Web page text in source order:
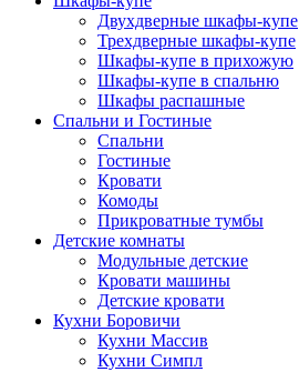
Двухдверные шкафы-купе
Трехдверные шкафы-купе
Шкафы-купе в прихожую
Шкафы-купе в спальню
Шкафы распашные
Спальни и Гостиные
Спальни
Гостиные
Кровати
Комоды
Прикроватные тумбы
Детские комнаты
Модульные детские
Кровати машины
Детские кровати
Кухни Боровичи
Кухни Массив
Кухни Симпл